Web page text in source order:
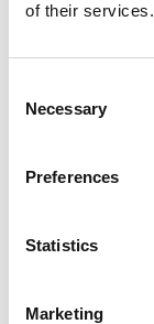
of their services.
Selection
Necessary
Preferences
Statistics
Marketing